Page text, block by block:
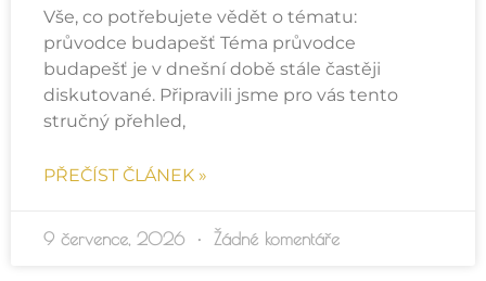
Vše, co potřebujete vědět o tématu:
průvodce budapešť Téma průvodce
budapešť je v dnešní době stále častěji
diskutované. Připravili jsme pro vás tento
stručný přehled,
PŘEČÍST ČLÁNEK »
9 července, 2026 Žádné komentáře